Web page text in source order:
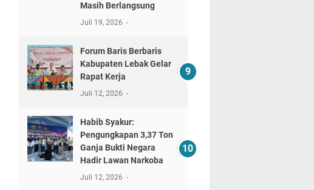
Masih Berlangsung
Juli 19, 2026
Forum Baris Berbaris
Kabupaten Lebak Gelar
Rapat Kerja
Juli 12, 2026
​Habib Syakur:
Pengungkapan 3,37 Ton
Ganja Bukti Negara
Hadir Lawan Narkoba
Juli 12, 2026